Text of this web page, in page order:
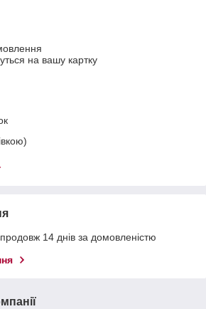
на вашу картку
14 днів за домовленістю